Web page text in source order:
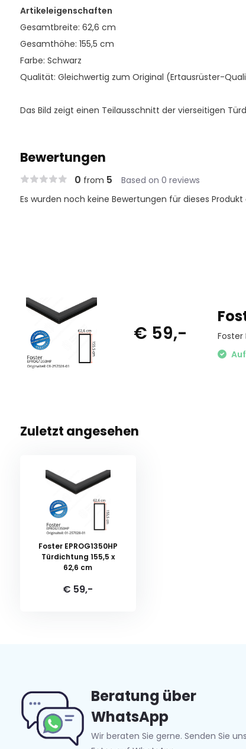
Artikeleigenschaften
Gesamtbreite: 62,6 cm
Gesamthöhe: 155,5 cm
Farbe: Schwarz
Qualität: Gleichwertig zum Original (Ertausrüster-
Das Bild zeigt einen Teilausschnitt der vierseitigen
Bewertungen
0 from 5 Based on 0 reviews
Es wurden noch keine Bewertungen für dieses Produkt
€ 59,-
Foster
Zuletzt angesehen
Foster EPROG1350HP
Türdichtung 155,5 x
62,6 cm
€ 59,-
Beratung über
WhatsApp
Wir beraten Sie gerne. Senden Sie uns